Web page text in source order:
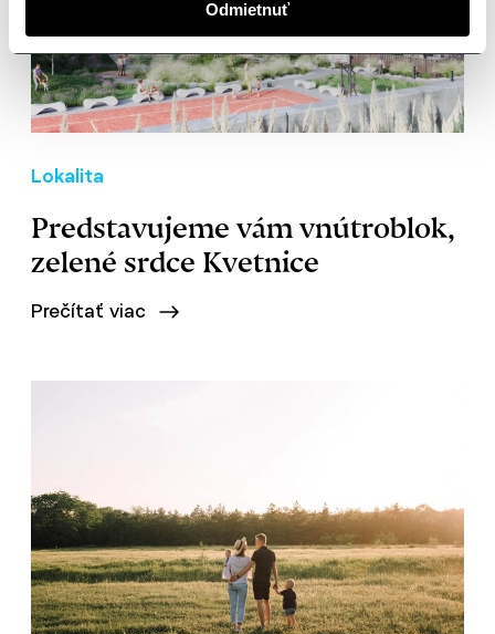
Odmietnuť
Lokalita
Predstavujeme vám vnútroblok,
zelené srdce Kvetnice
Prečítať viac